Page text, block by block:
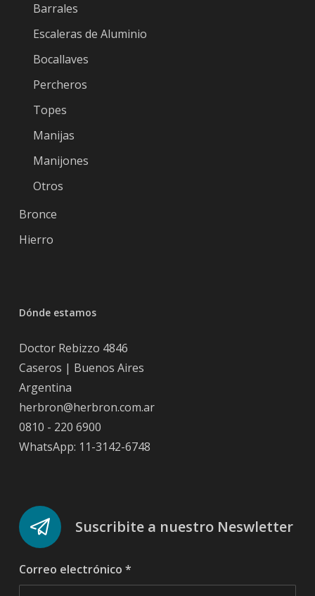
Barrales
Escaleras de Aluminio
Bocallaves
Percheros
Topes
Manijas
Manijones
Otros
Bronce
Hierro
Dónde estamos
Doctor Rebizzo 4846
Caseros | Buenos Aires
Argentina
herbron@herbron.com.ar
0810 - 220 6900
WhatsApp: 11-3142-6748
Suscribite a nuestro Neswletter
Correo electrónico *